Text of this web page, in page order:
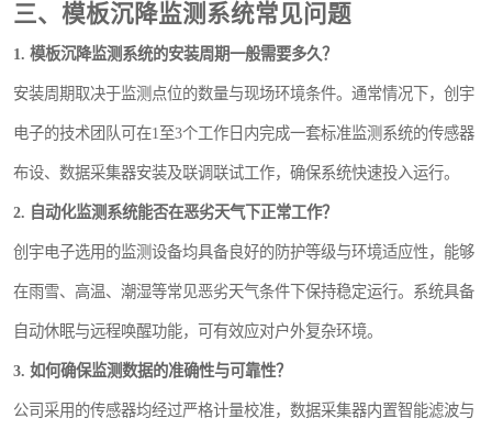
三、模板沉降监测系统常见问题
1. 模板沉降监测系统的安装周期一般需要多久？
安装周期取决于监测点位的数量与现场环境条件。通常情况下，创宇
电子的技术团队可在1至3个工作日内完成一套标准监测系统的传感器
布设、数据采集器安装及联调联试工作，确保系统快速投入运行。
2. 自动化监测系统能否在恶劣天气下正常工作？
创宇电子选用的监测设备均具备良好的防护等级与环境适应性，能够
在雨雪、高温、潮湿等常见恶劣天气条件下保持稳定运行。系统具备
自动休眠与远程唤醒功能，可有效应对户外复杂环境。
3. 如何确保监测数据的准确性与可靠性？
公司采用的传感器均经过严格计量校准，数据采集器内置智能滤波与